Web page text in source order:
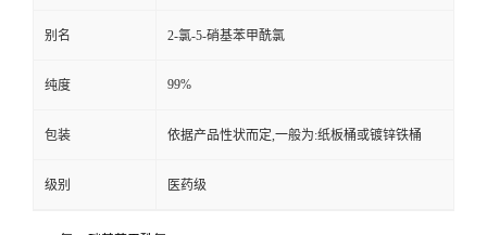
别名 2-氯-5-硝基苯甲酰氯
纯度 99%
包装 依据产品性状而定,一般为:纸板桶或镀锌铁桶
级别 医药级